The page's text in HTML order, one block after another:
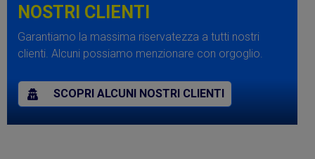
NOSTRI CLIENTI
Garantiamo la massima riservatezza a tutti nostri
clienti. Alcuni possiamo menzionare con orgoglio.
SCOPRI ALCUNI NOSTRI CLIENTI